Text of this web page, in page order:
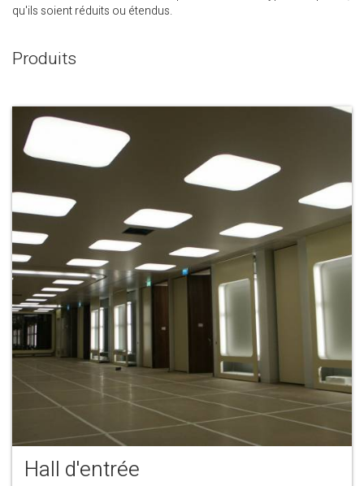
qu'ils soient réduits ou étendus.
Produits
Hall d'entrée